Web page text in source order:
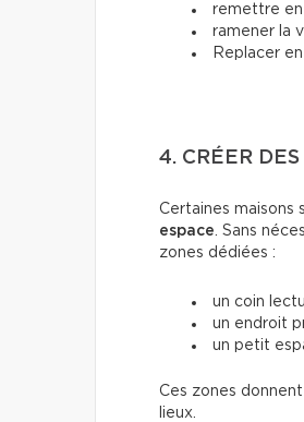
remettre en
ramener la
Replacer
4. CRÉER
Certaines maisons
espace . Sans
zones dédiées :
un coin
un endroit
un petit
Ces zones
lieux.